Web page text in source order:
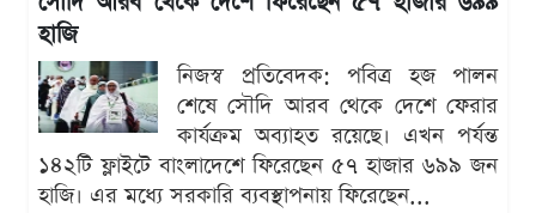
হাজি
নিজস্ব প্রতিবেদক: পবিত্র হজ পালন
শেষে সৌদি আরব থেকে দেশে ফেরার
কার্যক্রম অব্যাহত রয়েছে। এখন পর্যন্ত
১৪২টি ফ্লাইটে বাংলাদেশে ফিরেছেন ৫৭ হাজার ৬৯৯ জন
হাজি। এর মধ্যে সরকারি ব্যবস্থাপনায় ফিরেছেন...